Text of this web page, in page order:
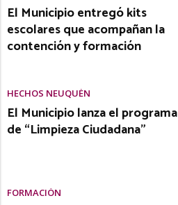
El Municipio entregó kits
escolares que acompañan la
contención y formación
HECHOS NEUQUÉN
El Municipio lanza el programa
de “Limpieza Ciudadana”
FORMACIÓN